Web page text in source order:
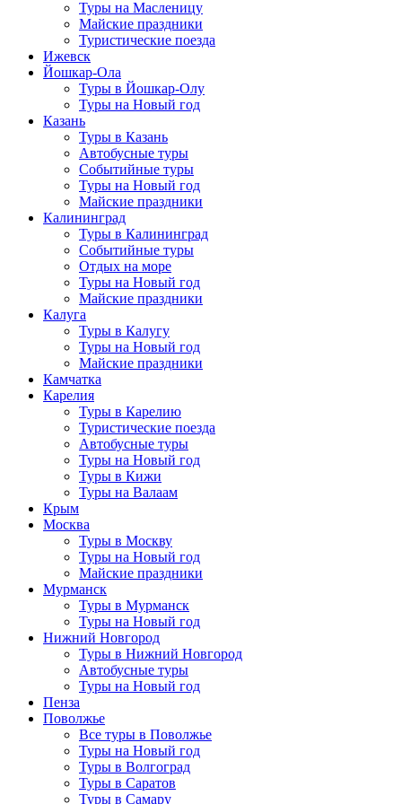
Туры на Масленицу
Майские праздники
Туристические поезда
Ижевск
Йошкар-Ола
Туры в Йошкар-Олу
Туры на Новый год
Казань
Туры в Казань
Автобусные туры
Событийные туры
Туры на Новый год
Майские праздники
Калининград
Туры в Калининград
Событийные туры
Отдых на море
Туры на Новый год
Майские праздники
Калуга
Туры в Калугу
Туры на Новый год
Майские праздники
Камчатка
Карелия
Туры в Карелию
Туристические поезда
Автобусные туры
Туры на Новый год
Туры в Кижи
Туры на Валаам
Крым
Москва
Туры в Москву
Туры на Новый год
Майские праздники
Мурманск
Туры в Мурманск
Туры на Новый год
Нижний Новгород
Туры в Нижний Новгород
Автобусные туры
Туры на Новый год
Пенза
Поволжье
Все туры в Поволжье
Туры на Новый год
Туры в Волгоград
Туры в Саратов
Туры в Самару